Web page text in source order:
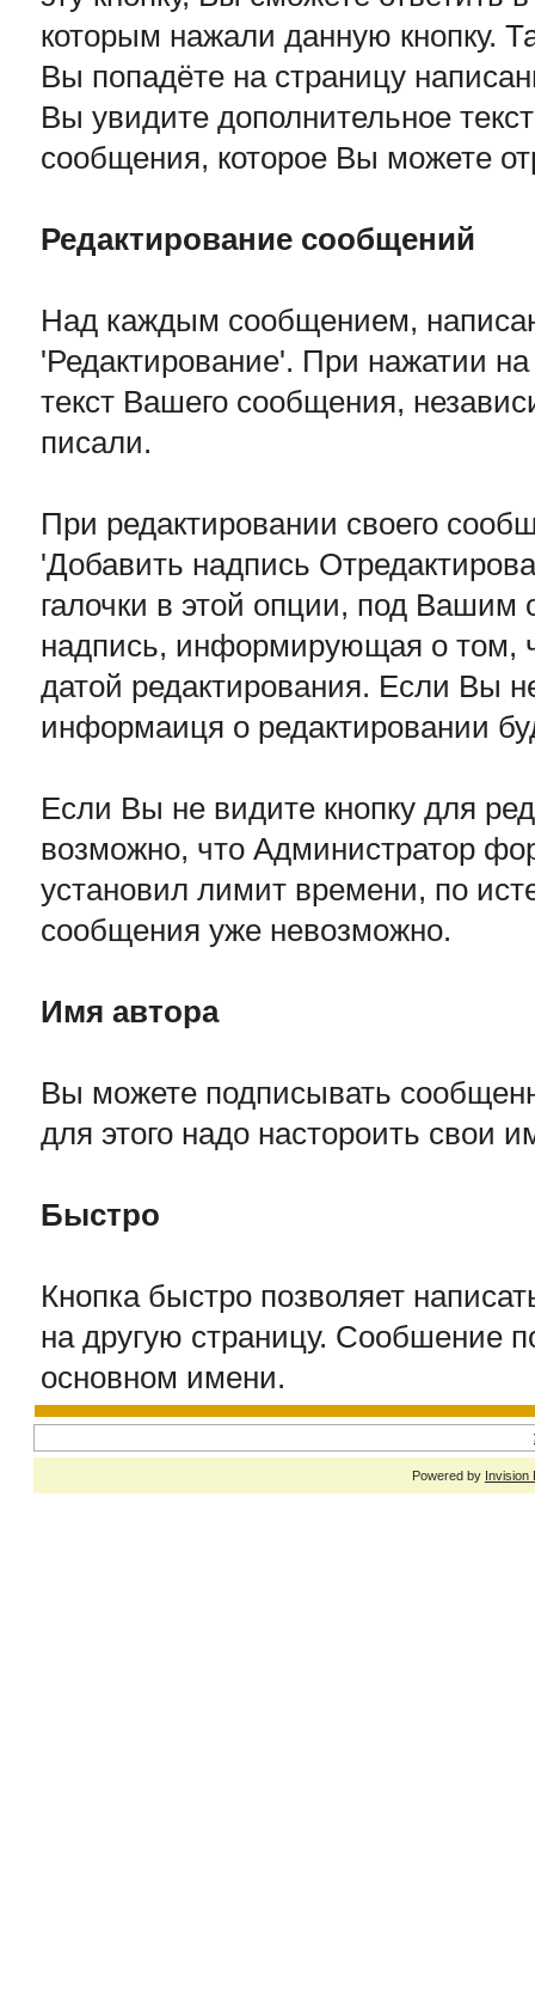
которым нажали данную кнопку.
Вы попадёте на страницу
Вы увидите дополнительное
сообщения, которое Вы можете
Редактирование сообщений
Над каждым сообщением,
'Редактирование'. При нажатии на
текст Вашего сообщения,
писали.
При редактировании своего
'Добавить надпись
галочки в этой опции, под
надпись, информирующая о том,
датой редактирования. Если Вы
информаиця о редактировании
Если Вы не видите кнопку для
возможно, что Администратор
установил лимит времени, по
сообщения уже невозможно.
Имя автора
Вы можете подписывать
для этого надо настороить
Быстро
Кнопка быстро позволяет
на другую страницу. Сообшение
основном имени.
Powered by Invision